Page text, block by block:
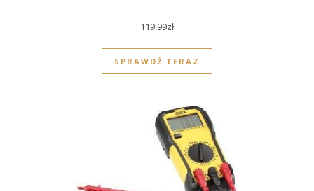
119,99zł
SPRAWDŹ TERAZ